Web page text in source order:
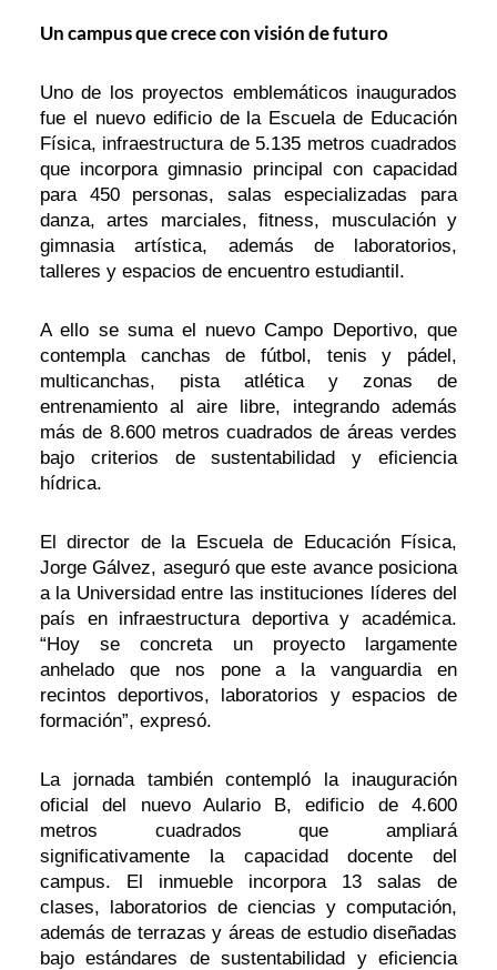
Un campus que crece con visión de futuro
Uno de los proyectos emblemáticos inaugurados
fue el nuevo edificio de la Escuela de Educación
Física, infraestructura de 5.135 metros cuadrados
que incorpora gimnasio principal con capacidad
para 450 personas, salas especializadas para
danza, artes marciales, fitness, musculación y
gimnasia artística, además de laboratorios,
talleres y espacios de encuentro estudiantil.
A ello se suma el nuevo Campo Deportivo, que
contempla canchas de fútbol, tenis y pádel,
multicanchas, pista atlética y zonas de
entrenamiento al aire libre, integrando además
más de 8.600 metros cuadrados de áreas verdes
bajo criterios de sustentabilidad y eficiencia
hídrica.
El director de la Escuela de Educación Física,
Jorge Gálvez, aseguró que este avance posiciona
a la Universidad entre las instituciones líderes del
país en infraestructura deportiva y académica.
“Hoy se concreta un proyecto largamente
anhelado que nos pone a la vanguardia en
recintos deportivos, laboratorios y espacios de
formación”, expresó.
La jornada también contempló la inauguración
oficial del nuevo Aulario B, edificio de 4.600
metros cuadrados que ampliará
significativamente la capacidad docente del
campus. El inmueble incorpora 13 salas de
clases, laboratorios de ciencias y computación,
además de terrazas y áreas de estudio diseñadas
bajo estándares de sustentabilidad y eficiencia